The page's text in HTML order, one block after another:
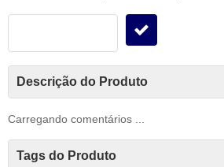
Descrição do Produto
Carregando comentários ...
Tags do Produto